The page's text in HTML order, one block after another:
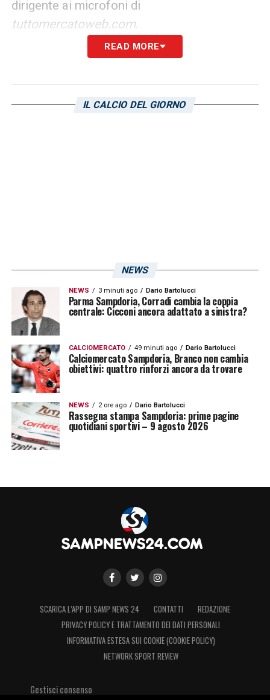
dirigente ai microfoni di
tuttomercatoweb.com.
DICHIARAZIONI – «So che lo hanno
lo chiamerà qualche squadra importante».
READ MORE
IL CALCIO DEL GIORNO
NEWS
NEWS 3 minuti ago Dario Bartolucci
Parma Sampdoria, Corradi cambia la coppia
centrale: Cicconi ancora adattato a sinistra?
CALCIOMERCATO 49 minuti ago Dario Bartolucci
Calciomercato Sampdoria, Branco non cambia
obiettivi: quattro rinforzi ancora da trovare
NEWS 2 ore ago Dario Bartolucci
Rassegna stampa Sampdoria: prime pagine
quotidiani sportivi – 9 agosto 2026
SCARICA L’APP DI SAMP NEWS 24 CONTATTI
REDAZIONE
PRIVACY POLICY E TRATTAMENTO DEI DATI PERSONALI
INFORMATIVA ESTESA SUI COOKIE (COOKIE POLICY)
NETWORK SPORT REVIEW
Gestisci consenso